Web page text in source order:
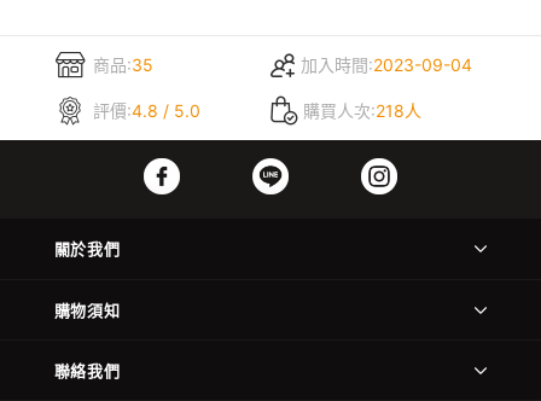
商品:35 加入時間:2023-09-04
評價:4.8 / 5.0 購買人次:218人
關於我們
購物須知
聯絡我們